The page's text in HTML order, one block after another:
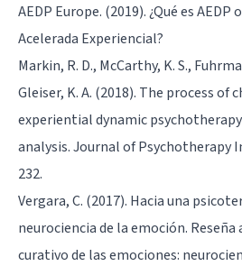
AEDP Europe. (2019). ¿Qué es
Acelerada Experiencial?
Markin, R. D., McCarthy, K. S.,
Gleiser, K. A. (2018). The process of
experiential dynamic psychotherapy
analysis. Journal of Psychotherapy
232.
Vergara, C. (2017). Hacia una
neurociencia de la emoción.
curativo de las emociones: